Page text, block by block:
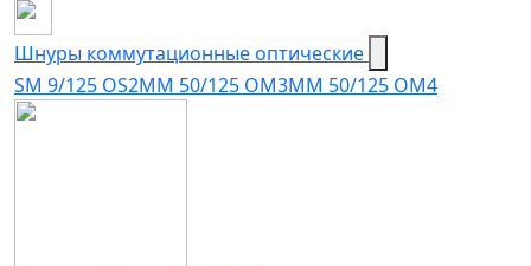
Шнуры коммутационные оптические
SM 9/125 OS2MM 50/125 OM3MM 50/125 OM4